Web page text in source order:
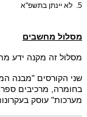
5. לא יינתן בתשפ"א
מסלול מחשבים
מסלול זה מקנה ידע
שני הקורסים "מבנה
בחומרה, מרכיבים
מערכות" עוסק